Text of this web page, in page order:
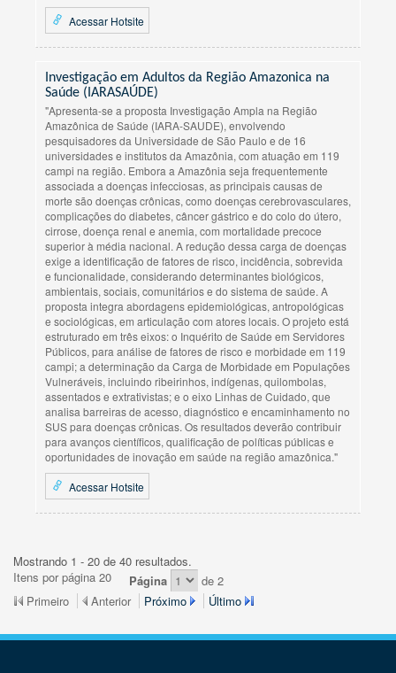
Acessar Hotsite
Investigação em Adultos da Região Amazonica na
Saúde (IARASAÚDE)
"Apresenta-se a proposta Investigação Ampla na Região
Amazônica de Saúde (IARA-SAUDE), envolvendo
pesquisadores da Universidade de São Paulo e de 16
universidades e institutos da Amazônia, com atuação em 119
campi na região. Embora a Amazônia seja frequentemente
associada a doenças infecciosas, as principais causas de
morte são doenças crônicas, como doenças cerebrovasculares,
complicações do diabetes, câncer gástrico e do colo do útero,
cirrose, doença renal e anemia, com mortalidade precoce
superior à média nacional. A redução dessa carga de doenças
exige a identificação de fatores de risco, incidência, sobrevida
e funcionalidade, considerando determinantes biológicos,
ambientais, sociais, comunitários e do sistema de saúde. A
proposta integra abordagens epidemiológicas, antropológicas
e sociológicas, em articulação com atores locais. O projeto está
estruturado em três eixos: o Inquérito de Saúde em Servidores
Públicos, para análise de fatores de risco e morbidade em 119
campi; a determinação da Carga de Morbidade em Populações
Vulneráveis, incluindo ribeirinhos, indígenas, quilombolas,
assentados e extrativistas; e o eixo Linhas de Cuidado, que
analisa barreiras de acesso, diagnóstico e encaminhamento no
SUS para doenças crônicas. Os resultados deverão contribuir
para avanços científicos, qualificação de políticas públicas e
oportunidades de inovação em saúde na região amazônica."
Acessar Hotsite
Mostrando 1 - 20 de 40 resultados.
Itens por página 20
Página
de 2
Primeiro
Anterior Próximo Último